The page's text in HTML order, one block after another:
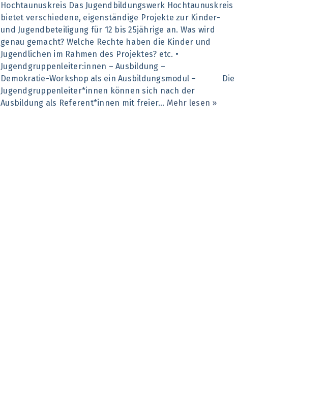
Hochtaunuskreis Das Jugendbildungswerk Hochtaunuskreis
bietet verschiedene, eigenständige Projekte zur Kinder-
und Jugendbeteiligung für 12 bis 25jährige an. Was wird
genau gemacht? Welche Rechte haben die Kinder und
Jugendlichen im Rahmen des Projektes? etc. •
Jugendgruppenleiter:innen – Ausbildung –
Demokratie-Workshop als ein Ausbildungsmodul – Die
Jugendgruppenleiter*innen können sich nach der
Ausbildung als Referent*innen mit freier… Mehr lesen »